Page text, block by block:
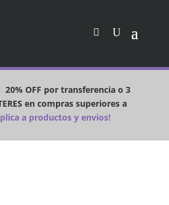
20% OFF por transferencia o 3
en compras superiores a
a productos y envios!